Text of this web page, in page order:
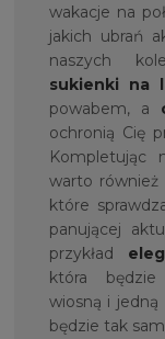
wakacje na
jakich ubrań
naszych
sukienki na
powabem, a
ochronią Cię
Kompletując
warto
które
panującej
przykład
która będzie
wiosną i
będzie tak